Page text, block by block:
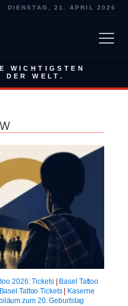
DIENSTAG, 21. APRIL 2026
WICHTIGSTEN
DER WELT.
2026: Tickets|
Basel Tattoo
Basel Tattoo Tickets|
Kaserne
zum 20. Geburtstag